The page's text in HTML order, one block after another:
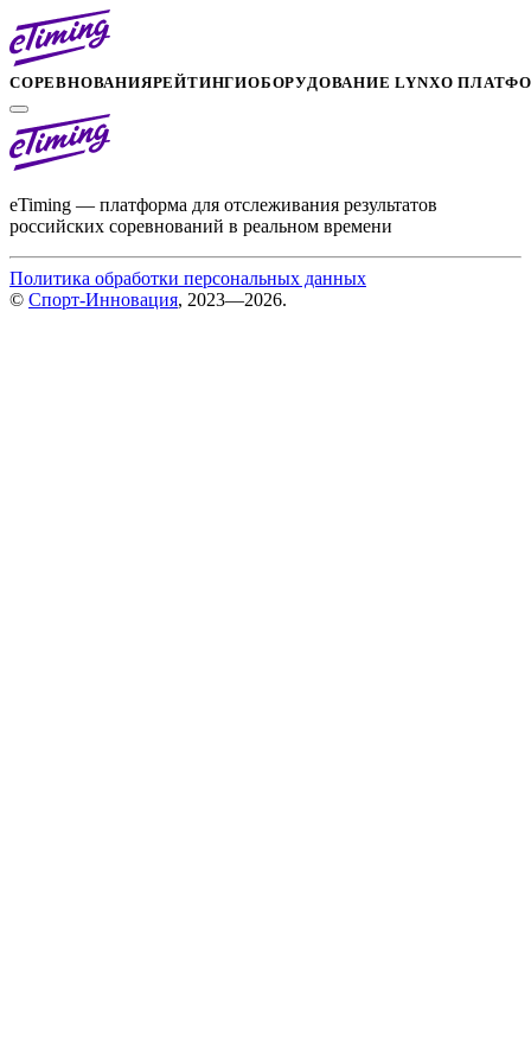
СОРЕВНОВАНИЯРЕЙТИНГИОБОРУДОВАНИЕ LYNXО
eTiming — платформа для отслеживания результатов
российских соревнований в реальном времени
Политика обработки персональных данных
© Спорт-Инновация, 2023—2026.